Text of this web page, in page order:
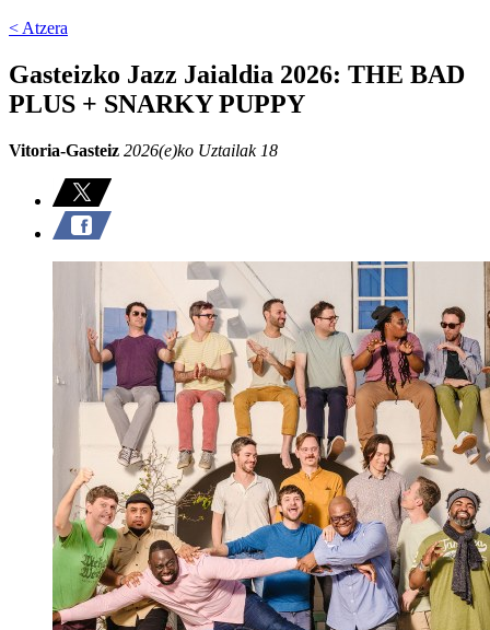
< Atzera
Gasteizko Jazz Jaialdia 2026: THE BAD
PLUS + SNARKY PUPPY
Vitoria-Gasteiz 2026(e)ko Uztailak 18